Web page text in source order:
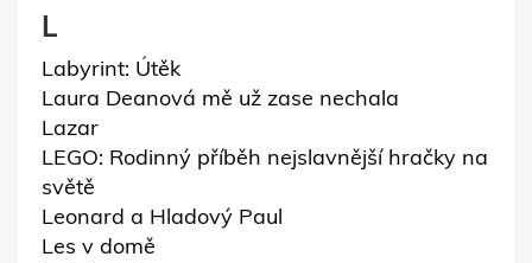
L
Labyrint: Útěk
Laura Deanová mě už zase nechala
Lazar
LEGO: Rodinný příběh nejslavnější hračky na
světě
Leonard a Hladový Paul
Les v domě